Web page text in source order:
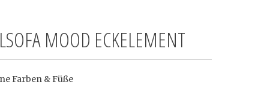
MOOD ECKELEMENT
Farben & Füße